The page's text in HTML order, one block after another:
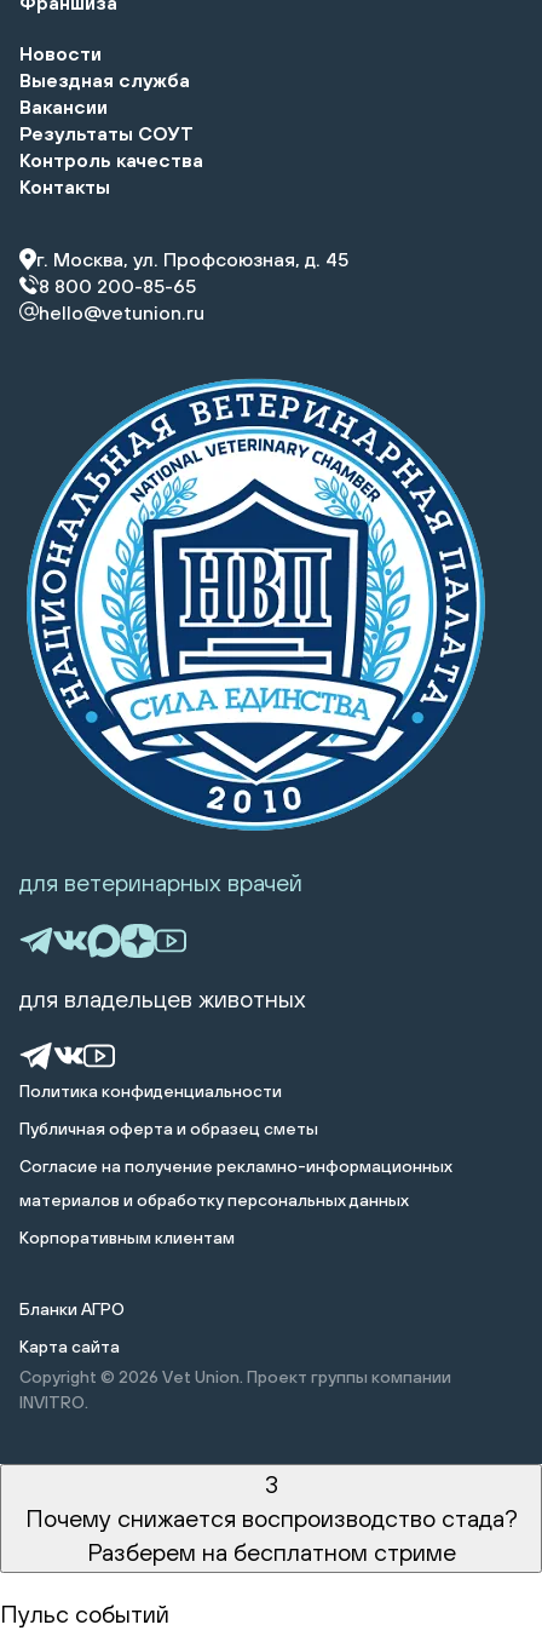
Новости
Выездная служба
Вакансии
Результаты СОУТ
Контроль качества
Контакты
г. Москва, ул. Профсоюзная, д. 45
8 800 200-85-65
hello@vetunion.ru
Политика конфиденциальности
Публичная оферта и образец сметы
Cогласие на получение рекламно-информационных
материалов и обработку персональных данных
Корпоративным клиентам
Бланки АГРО
Карта сайта
Copyright © 2026 Vet Union. Проект группы компании
INVITRO.
для ветеринарных врачей
для владельцев животных
3
Почему снижается воспроизводство стада?
Разберем на бесплатном стриме
Пульс событий